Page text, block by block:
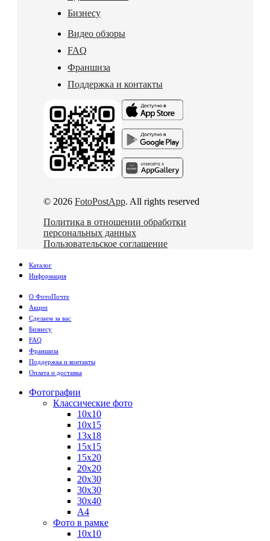
Бизнесу
Видео обзоры
FAQ
Франшиза
Поддержка и контакты
© 2026 FotoPostApp. All rights reserved
Политика в отношении обработки
персональных данных
Пользовательское соглашение
Каталог
Информация
О ФотоПочте
Акции
Сделаем за вас
Бизнесу
FAQ
Франшиза
Поддержка и контакты
Оплата и доставка
Фотографии
Классические фото
10х10
10х15
13х18
15х15
15х20
20х20
20х30
30х30
30х40
А4
Фото в рамке
10х10